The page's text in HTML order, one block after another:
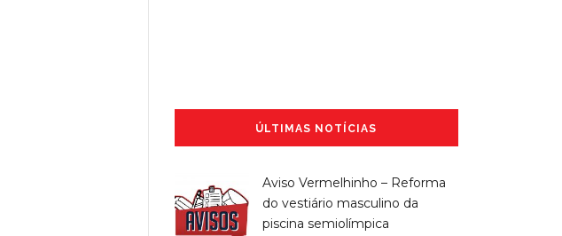
ÚLTIMAS NOTÍCIAS
Aviso Vermelhinho – Reforma
do vestiário masculino da
piscina semiolímpica